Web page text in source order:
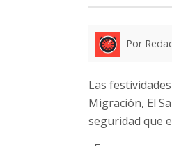
Por
Las
Migración, El
seguridad que